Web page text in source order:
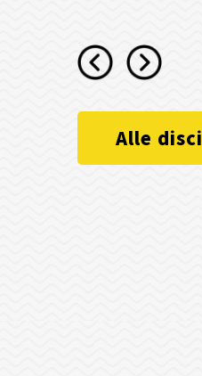
Alle
met een
Met een
bestaande situatie
projectgebied kaart.